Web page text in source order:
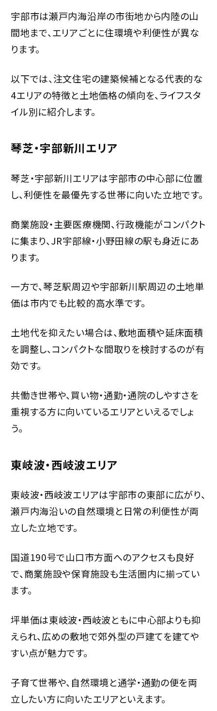
宇部市は瀬戸内海沿岸の市街地から内陸の山
間地まで、エリアごとに住環境や利便性が異な
ります。
以下では、注文住宅の建築候補となる代表的な
4エリアの特徴と土地価格の傾向を、ライフスタ
イル別に紹介します。
琴芝・宇部新川エリア
琴芝・宇部新川エリアは宇部市の中心部に位置
し、利便性を最優先する世帯に向いた立地です。
商業施設・主要医療機関、行政機能がコンパクト
に集まり、JR宇部線・小野田線の駅も身近にあ
ります。
一方で、琴芝駅周辺や宇部新川駅周辺の土地単
価は市内でも比較的高水準です。
土地代を抑えたい場合は、敷地面積や延床面積
を調整し、コンパクトな間取りを検討するのが有
効です。
共働き世帯や、買い物・通勤・通院のしやすさを
重視する方に向いているエリアといえるでしょ
う。
東岐波・西岐波エリア
東岐波・西岐波エリアは宇部市の東部に広がり、
瀬戸内海沿いの自然環境と日常の利便性が両
立した立地です。
国道190号で山口市方面へのアクセスも良好
で、商業施設や保育施設も生活圏内に揃ってい
ます。
坪単価は東岐波・西岐波ともに中心部よりも抑
えられ、広めの敷地で郊外型の戸建てを建てや
すい点が魅力です。
子育て世帯や、自然環境と通学・通勤の便を両
立したい方に向いたエリアといえます。